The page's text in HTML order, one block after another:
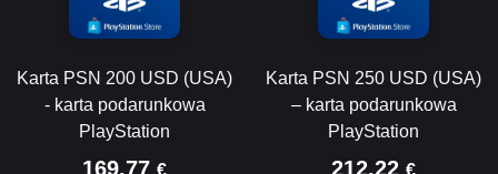
Karta PSN 200 USD (USA)
- karta podarunkowa
PlayStation
169.77 €
Karta PSN 250 USD (USA)
– karta podarunkowa
PlayStation
212.22 €